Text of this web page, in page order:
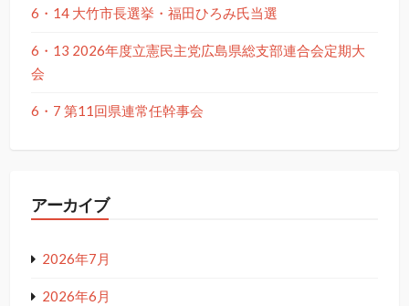
6・14 大竹市長選挙・福田ひろみ氏当選
6・13 2026年度立憲民主党広島県総支部連合会定期大
会
6・7 第11回県連常任幹事会
アーカイブ
2026年7月
2026年6月